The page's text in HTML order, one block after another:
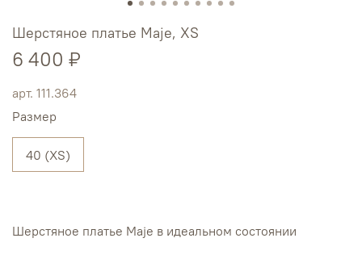
арт. 111.364
Шерстяное платье Maje, XS
6 400 ₽
Размер
40 (XS)
Шерстяное платье Maje в идеальном состоянии